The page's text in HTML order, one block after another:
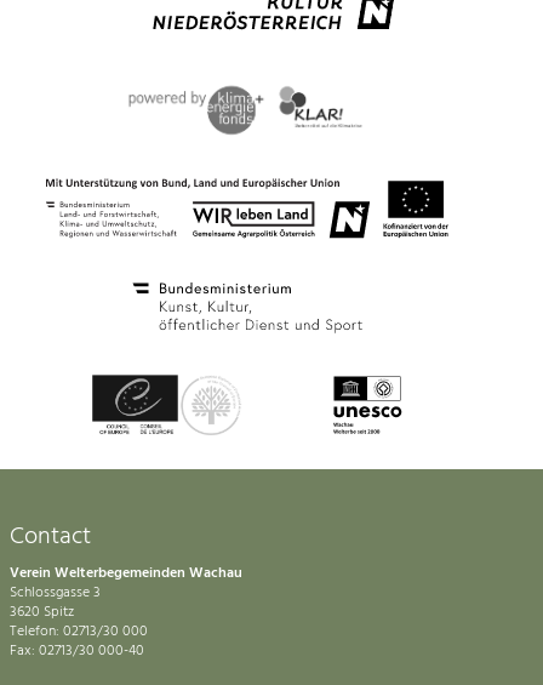
Contact
Verein Welterbegemeinden Wachau
Schlossgasse 3
3620 Spitz
Telefon: 02713/30 000
Fax: 02713/30 000-40